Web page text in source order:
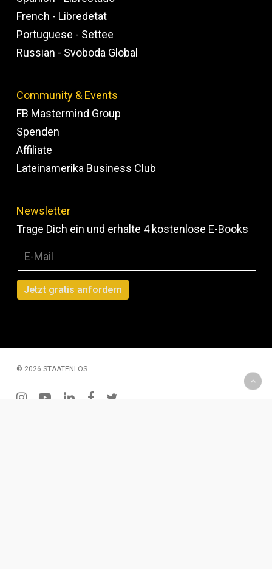
French - Libredetat
Portuguese - Settee
Russian - Svoboda Global
Community & Events
FB Mastermind Group
Spenden
Affiliate
Lateinamerika Business Club
Newsletter
Trage Dich ein und erhalte 4 kostenlose E-Books
© 2026 STAATENLOS
instagramyoutubelinkedinfacebook
twitter